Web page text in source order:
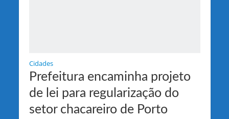
Cidades
Prefeitura encaminha projeto
de lei para regularização do
setor chacareiro de Porto